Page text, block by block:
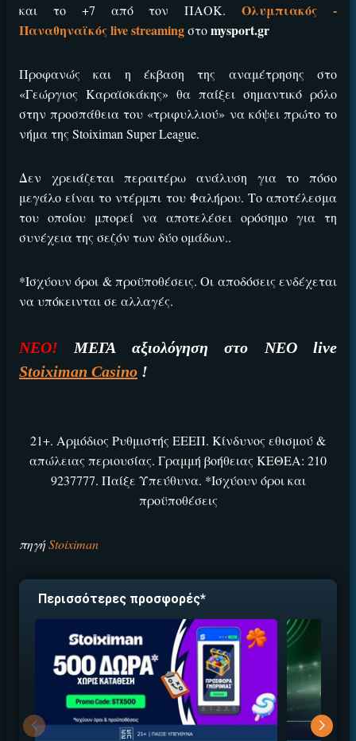
και το +7 από τον ΠΑΟΚ.Ολυμπιακός -
Παναθηναϊκός live streamingστοmysport.gr
Προφανώς και η έκβαση της αναμέτρησης στο
«Γεώργιος Καραϊσκάκης» θα παίξει σημαντικό ρόλο
στην προσπάθεια του «τριφυλλιού» να κόψει πρώτο το
νήμα της Stoiximan Super League.
Δεν χρειάζεται περαιτέρω ανάλυση για το πόσο
μεγάλο είναι το ντέρμπι του Φαλήρου. Το αποτέλεσμα
του οποίου μπορεί να αποτελέσει ορόσημο για τη
συνέχεια της σεζόν των δύο ομάδων..
*Ισχύουν όροι & προϋποθέσεις. Οι αποδόσεις ενδέχεται
να υπόκεινται σε αλλαγές.
ΝΕΟ! ΜΕΓΑ αξιολόγηση στο ΝΕΟ live
Stoiximan Casino !
21+. Αρμόδιος Ρυθμιστής ΕΕΕΠ. Κίνδυνος εθισμού &
απώλειας περιουσίας. Γραμμή βοήθειας ΚΕΘΕΑ: 210
9237777. Παίξε Υπεύθυνα. *Ισχύουν όροι και
προϋποθέσεις
πηγήStoiximan
Περισσότερες προσφορές*